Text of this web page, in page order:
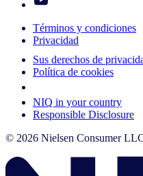
Términos y condiciones
Privacidad
Sus derechos de
Política de cookies
NIQ in your country
Responsible Disclosure
© 2026 Nielsen Consumer